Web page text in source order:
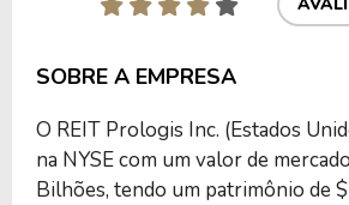
SOBRE A EMPRESA
O REIT Prologis Inc. (Estados
na NYSE com um valor de
Bilhões, tendo um patrimônio de